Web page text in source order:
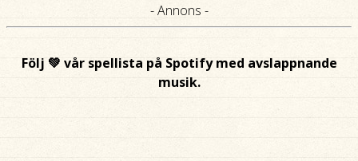
- Annons -
Följ 💚 vår spellista på Spotify med avslappnande
musik.